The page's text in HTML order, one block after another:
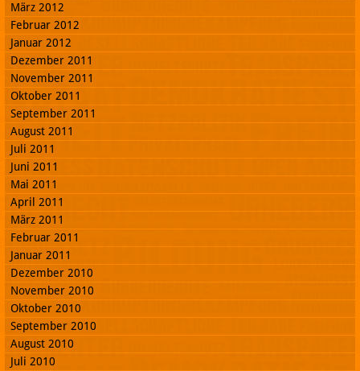
März 2012
Februar 2012
Januar 2012
Dezember 2011
November 2011
Oktober 2011
September 2011
August 2011
Juli 2011
Juni 2011
Mai 2011
April 2011
März 2011
Februar 2011
Januar 2011
Dezember 2010
November 2010
Oktober 2010
September 2010
August 2010
Juli 2010